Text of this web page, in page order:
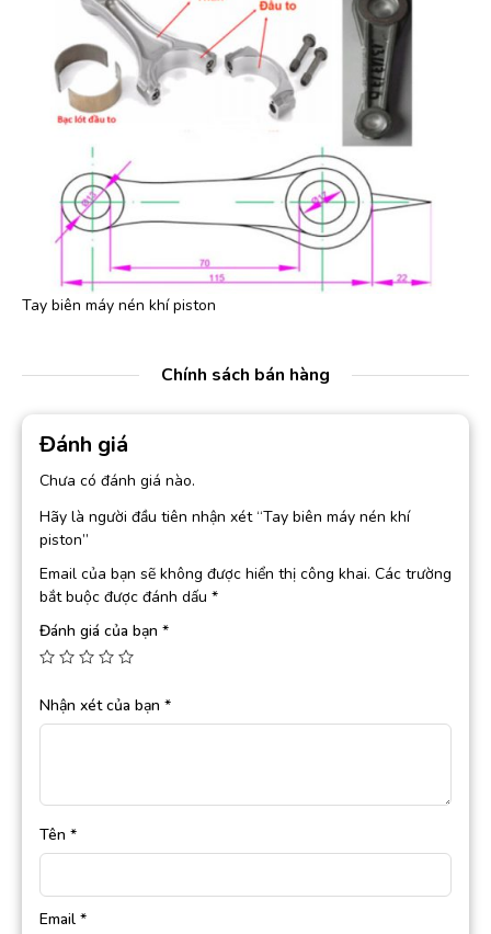
Tay biên máy nén khí piston
Chính sách bán hàng
Đánh giá
Chưa có đánh giá nào.
Hãy là người đầu tiên nhận xét “Tay biên máy nén khí
piston”
Email của bạn sẽ không được hiển thị công khai. Các trường
bắt buộc được đánh dấu *
Đánh giá của bạn *
Nhận xét của bạn *
Tên *
Email *